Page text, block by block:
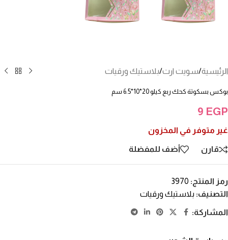
الرئيسية/سويت ارت/بلاستيك ورقيات
بوكس بسكوتة كحك ربع كيلو 20*10*6.5 سم
9 EGP
غير متوفر في المخزون
قارن أضف للمفضلة
رمز المنتج: 3970
التصنيف: بلاستيك ورقيات
المشاركة: